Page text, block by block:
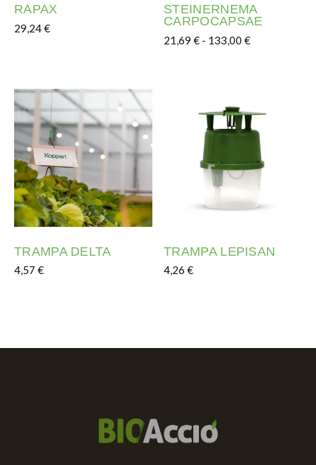
RAPAX
29,24€
Este producto tiene múltiples variantes. Las opciones
STEINERNEMA
CARPOCAPSAE
21,69€ - 133,00€Rango de
TRAMPA DELTA
4,57 €
TRAMPA LEPISAN
4,26€